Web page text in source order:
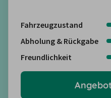
Fahrzeugzustand
Abholung & Rückgabe
Freundlichkeit